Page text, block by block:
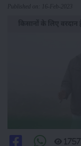
Published on: 16-Feb-2023
1757